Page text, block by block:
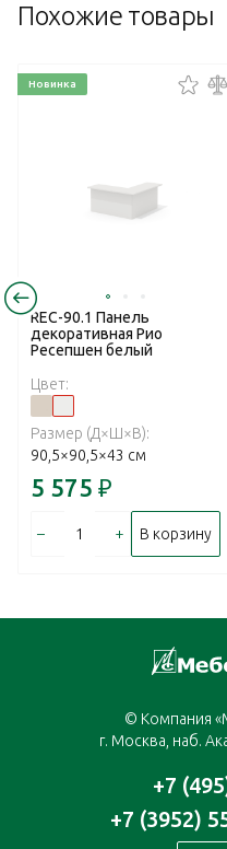
Похожие товары
Новинка
REC-90.1 Панель
декоративная Рио
Ресепшен белый
Цвет:
Размер (Д×Ш×В):
90,5×90,5×43 см
5 575 ₽
– + В корзину
© Компания
г. Москва, наб.
+7
+7 (3952)